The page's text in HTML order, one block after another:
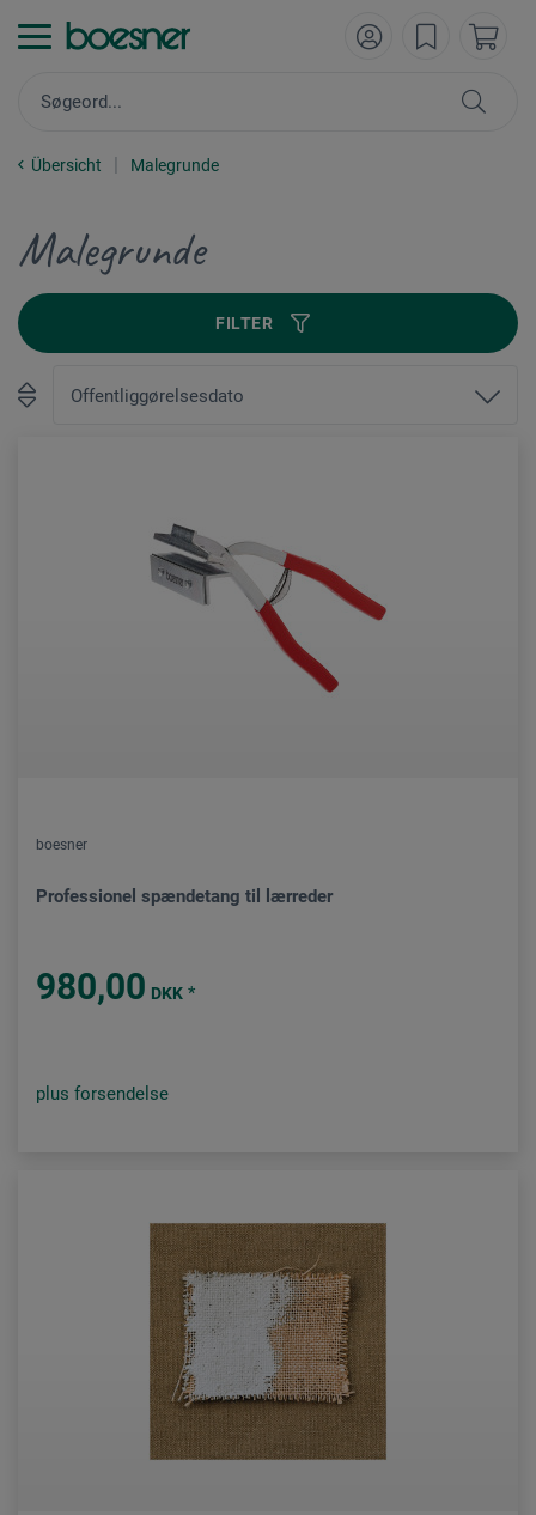
Übersicht Malegrunde
Malegrunde
FILTER
boesner
Professionel spændetang til lærreder
980,00 DKK *
plus forsendelse